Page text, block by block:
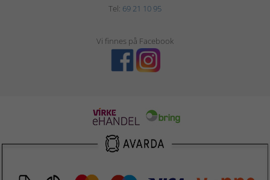
Tel: 69 21 10 95
Vi finnes på Facebook